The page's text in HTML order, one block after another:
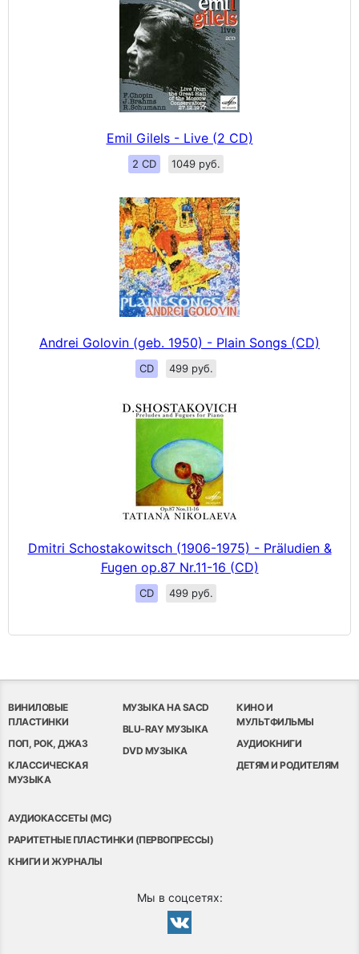
Emil Gilels - Live (2 CD)
2 CD 1049 руб.
Andrei Golovin (geb. 1950) - Plain Songs (CD)
CD 499 руб.
Dmitri Schostakowitsch (1906-1975) - Präludien &
Fugen op.87 Nr.11-16 (CD)
CD 499 руб.
ВИНИЛОВЫЕ
ПЛАСТИНКИ
ПОП, РОК, ДЖАЗ
КЛАССИЧЕСКАЯ
МУЗЫКА
МУЗЫКА НА SACD
BLU-RAY МУЗЫКА
DVD МУЗЫКА
КИНО И
МУЛЬТФИЛЬМЫ
АУДИОКНИГИ
ДЕТЯМ И РОДИТЕЛЯМ
АУДИОКАССЕТЫ (MC)
РАРИТЕТНЫЕ ПЛАСТИНКИ (ПЕРВОПРЕССЫ)
КНИГИ И ЖУРНАЛЫ
Мы в соцсетях: